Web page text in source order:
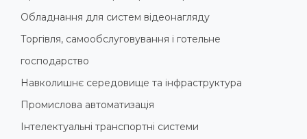
Обладнання для систем відеонагляду
Торгівля, самообслуговування і готельне
господарство
Навколишнє середовище та інфраструктура
Промислова автоматизація
Інтелектуальні транспортні системи